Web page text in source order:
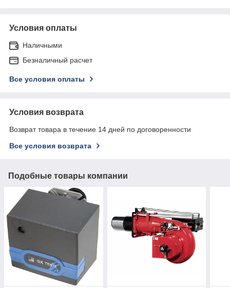
Условия оплаты
Наличными
Безналичный расчет
Все условия оплаты
Условия возврата
Возврат товара в течение 14 дней по договоренности
Все условия возврата
Подобные товары компании